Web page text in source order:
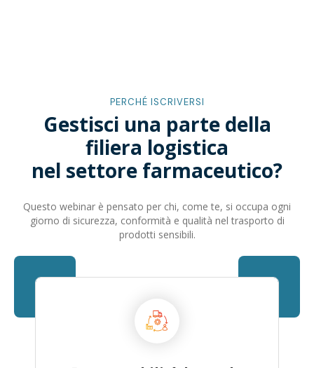
PERCHÉ ISCRIVERSI
Gestisci una parte della
filiera logistica
nel settore farmaceutico?
Questo webinar è pensato per chi, come te, si occupa ogni
giorno di sicurezza, conformità e qualità nel trasporto di
prodotti sensibili.